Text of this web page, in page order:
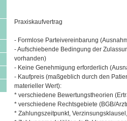
Praxiskaufvertrag
- Formlose Parteivereinbarung
- Aufschiebende Bedingung der
vorhanden)
- Keine Genehmigung erforderlich
- Kaufpreis (maßgeblich durch den
materieller Wert):
* verschiedene Bewertungstheorien
* verschiedene Rechtsgebiete (BGB/
* Zahlungszeitpunkt,